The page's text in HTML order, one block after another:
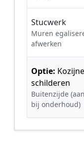
Stucwerk
Muren
afwerken
Optie:
schilderen
Buitenzijde
bij onderhoud)